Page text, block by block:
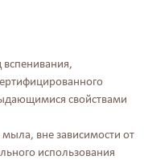
свойствами
вне зависимости от
использования